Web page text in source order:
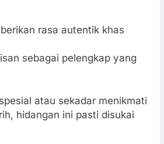
rasa autentik khas
sebagai pelengkap yang
atau sekadar menikmati
hidangan ini pasti disukai